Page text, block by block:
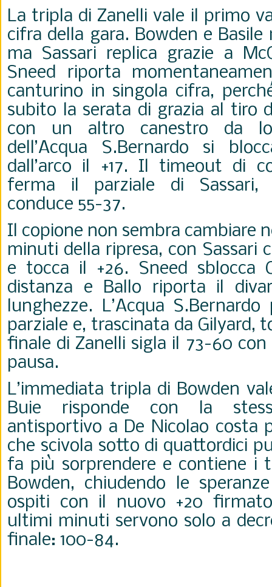
La tripla di Zanelli vale il primo
cifra della gara. Bowden e Basile
ma Sassari replica grazie a
Sneed riporta
canturino in singola cifra,
subito la serata di grazia al tiro
con un altro canestro da
dell’Acqua S.Bernardo si
dall’arco il +17. Il timeout di
ferma il parziale di Sassari,
conduce 55-37.
Il copione non sembra cambiare
minuti della ripresa, con Sassari
e tocca il +26. Sneed sblocca
distanza e Ballo riporta il
lunghezze. L’Acqua
parziale e, trascinata da Gilyard,
finale di Zanelli sigla il 73-60 con
pausa.
L’immediata tripla di Bowden
Buie risponde con la
antisportivo a De Nicolao costa
che scivola sotto di quattordici
fa più sorprendere e contiene i
Bowden, chiudendo le
ospiti con il nuovo +20
ultimi minuti servono solo a
finale: 100-84.